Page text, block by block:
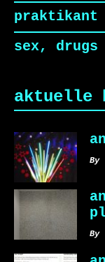
praktikant
sex, drugs
aktuelle
By
By